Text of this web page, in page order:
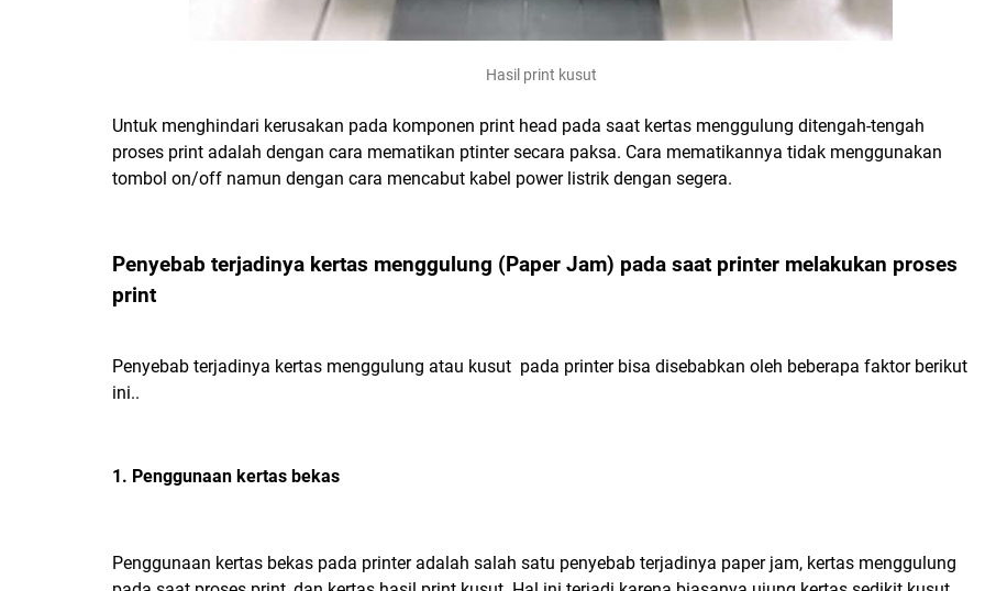
Hasil print kusut
Untuk menghindari kerusakan pada komponen print head pada saat kertas menggulung ditengah-tengah
proses print adalah dengan cara mematikan ptinter secara paksa. Cara mematikannya tidak menggunakan
tombol on/off namun dengan cara mencabut kabel power listrik dengan segera.
Penyebab terjadinya kertas menggulung (Paper Jam) pada saat printer melakukan proses
print
Penyebab terjadinya kertas menggulung atau kusut pada printer bisa disebabkan oleh beberapa faktor berikut
ini..
1. Penggunaan kertas bekas
Penggunaan kertas bekas pada printer adalah salah satu penyebab terjadinya paper jam, kertas menggulung